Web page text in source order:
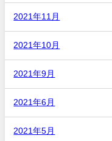
2021年11月
2021年10月
2021年9月
2021年6月
2021年5月